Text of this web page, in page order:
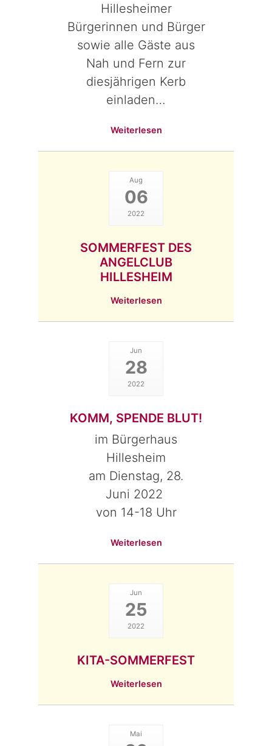
Hillesheimer
Bürgerinnen und Bürger
sowie alle Gäste aus
Nah und Fern zur
diesjährigen Kerb
einladen…
Weiterlesen
Aug
06
2022
SOMMERFEST DES
ANGELCLUB
HILLESHEIM
Weiterlesen
Jun
28
2022
KOMM, SPENDE BLUT!
im Bürgerhaus
Hillesheim
am Dienstag, 28.
Juni 2022
von 14-18 Uhr
Weiterlesen
Jun
25
2022
KITA-SOMMERFEST
Weiterlesen
Mai